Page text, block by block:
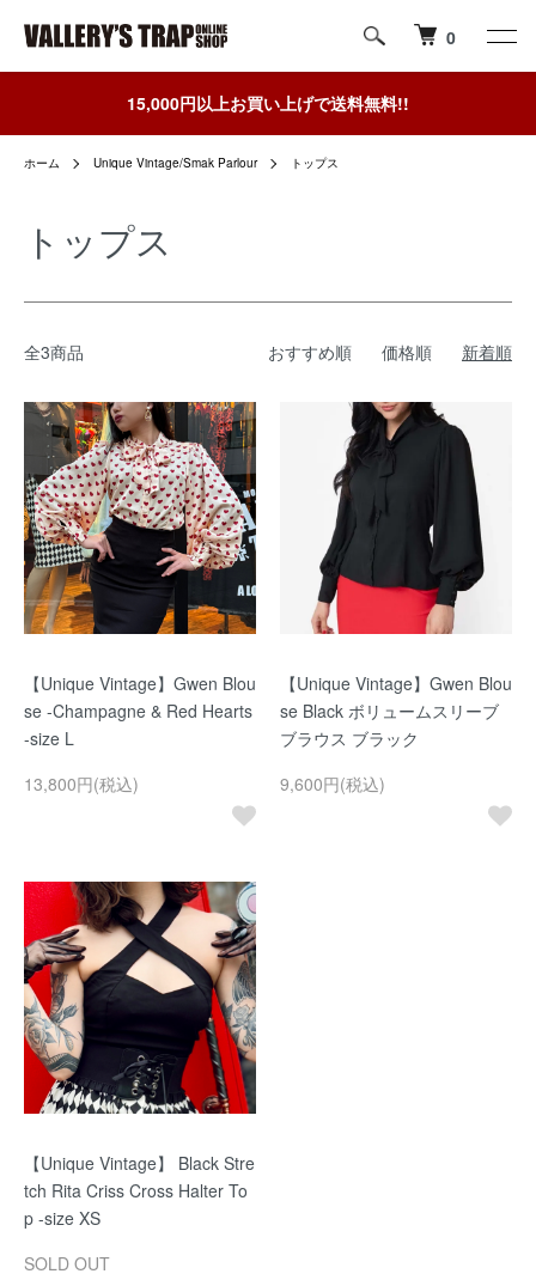
0
15,000円以上お買い上げで送料無料!!
ホーム Unique Vintage/Smak Parlour トップス
トップス
全3商品 おすすめ順 価格順 新着順
【Unique Vintage】Gwen Blou
se -Champagne & Red Hearts
-size L
13,800円(税込)
【Unique Vintage】Gwen Blou
se Black ボリュームスリーブ
ブラウス ブラック
9,600円(税込)
【Unique Vintage】 Black Stre
tch Rita Criss Cross Halter To
p -size XS
SOLD OUT